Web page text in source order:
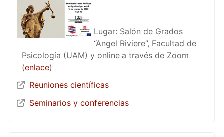
Lugar: Salón de Grados
“Angel Riviere”, Facultad de
Psicología (UAM) y online a través de Zoom
(enlace)
Reuniones científicas
Seminarios y conferencias